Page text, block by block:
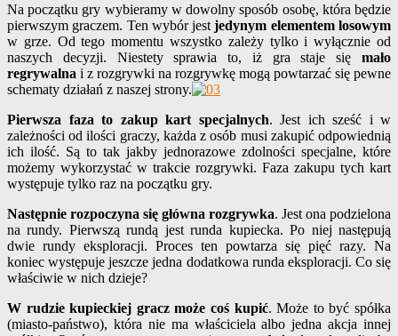
Na początku gry wybieramy w dowolny sposób osobę, która będzie
pierwszym graczem. Ten wybór jestjedynym elementem losowym
w grze. Od tego momentu wszystko zależy tylko i wyłącznie od
naszych decyzji. Niestety sprawia to, iż gra staje się mało
regrywalna i z rozgrywki na rozgrywkę mogą powtarzać się pewne
schematy działań z naszej strony.
Pierwsza faza to zakup kart specjalnych. Jest ich sześć i w
zależności od ilości graczy, każda z osób musi zakupić odpowiednią
ich ilość. Są to tak jakby jednorazowe zdolności specjalne, które
możemy wykorzystać w trakcie rozgrywki. Faza zakupu tych kart
występuje tylko raz na początku gry.
Następnie rozpoczyna się główna rozgrywka. Jest ona podzielona
na rundy. Pierwszą rundą jest runda kupiecka. Po niej następują
dwie rundy eksploracji. Proces ten powtarza się pięć razy. Na
koniec występuje jeszcze jedna dodatkowa runda eksploracji. Co się
właściwie w nich dzieje?
W rudzie kupieckiej gracz może coś kupić. Może to być spółka
(miasto-państwo), która nie ma właściciela albo jedna akcja innej